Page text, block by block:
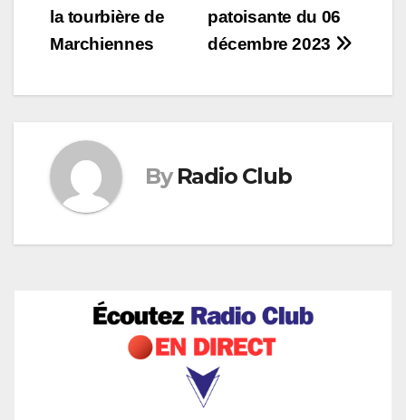
de
patoisante du 06
décembre 2023
la tourbière de
Marchiennes
By Radio Club